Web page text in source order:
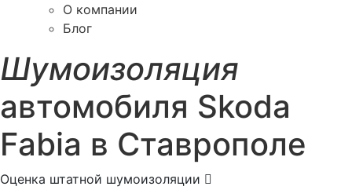
О компании
Блог
Шумоизоляция
автомобиля Skoda
Fabia в Ставрополе
Оценка штатной шумоизоляции